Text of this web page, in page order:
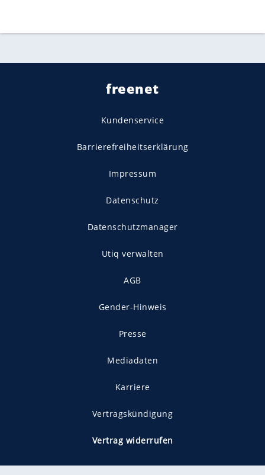
freenet
Kundenservice
Barrierefreiheitserklärung
Impressum
Datenschutz
Datenschutzmanager
Utiq verwalten
AGB
Gender-Hinweis
Presse
Mediadaten
Karriere
Vertragskündigung
Vertrag widerrufen